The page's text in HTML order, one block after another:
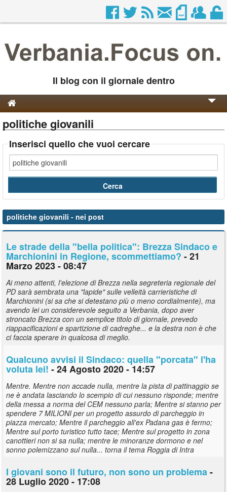
Il blog con il giornale dentro
Genesi e Storia
Contatti
politiche giovanili
Inserisci quello che vuoi cercare
politiche giovanili - nei post
Le strade della "bella politica": Brezza Sindaco e
Marchionini in Regione, scommettiamo? - 21
Marzo 2023 - 08:47
Ai meno attenti, l'elezione di Brezza nella segreteria regionale del
PD sarà sembrata una "lapide" sulle velleità carrieristiche di
Marchionini (si sa che si detestano più o meno cordialmente), ma
avendo lei un considerevole seguito a Verbania, dopo aver
stroncato Brezza con un semplice titolo di giornale, prevedo
riappacificazioni e spartizione di cadreghe... e la destra non è che
ci faccia sperare in qualcosa di meglio.
Qualcuno avvisi il Sindaco: quella "porcata" l'ha
voluta lei! - 24 Agosto 2020 - 14:57
Mentre. Mentre non accade nulla, mentre la pista di pattinaggio se
ne è andata lasciando lo scempio di cui nessuno risponde; mentre
della messa a norma del CEM nessuno parla; Mentre si stanno per
spendere 7 MILIONI per un progetto assurdo di parcheggio in
piazza mercato; Mentre il parcheggio all'ex Padana gas è fermo;
Mentre sul porto turistico tutto tace; Mentre sul progetto in zona
canottieri non si sa nulla; mentre le minoranze dormono e nel
sonno polemizzano sul nulla... torna il tema Roggia di Intra
I giovani sono il futuro, non sono un problema-
28 Luglio 2020 - 17:08